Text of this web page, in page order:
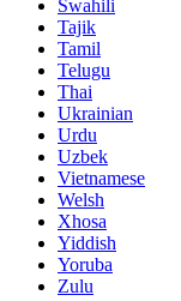
Swahili
Tajik
Tamil
Telugu
Thai
Ukrainian
Urdu
Uzbek
Vietnamese
Welsh
Xhosa
Yiddish
Yoruba
Zulu